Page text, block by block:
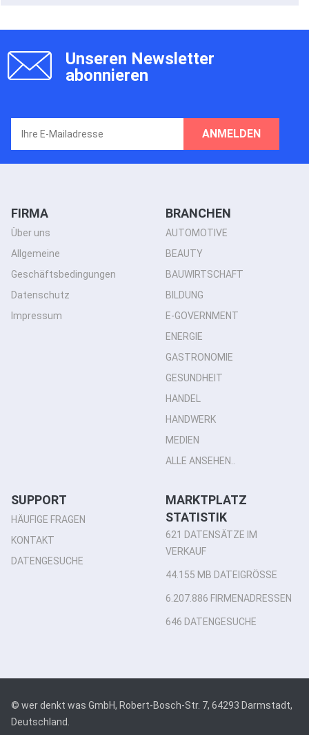
Unseren Newsletter
abonnieren
ANMELDEN
FIRMA
Über uns
Allgemeine
Geschäftsbedingungen
Datenschutz
Impressum
BRANCHEN
AUTOMOTIVE
BEAUTY
BAUWIRTSCHAFT
BILDUNG
E-GOVERNMENT
ENERGIE
GASTRONOMIE
GESUNDHEIT
HANDEL
HANDWERK
MEDIEN
ALLE ANSEHEN..
SUPPORT
HÄUFIGE FRAGEN
KONTAKT
DATENGESUCHE
MARKTPLATZ
STATISTIK
621 DATENSÄTZE IM
VERKAUF
44.155 MB DATEIGRÖSSE
6.207.886 FIRMENADRESSEN
646 DATENGESUCHE
© wer denkt was GmbH, Robert-Bosch-Str. 7, 64293 Darmstadt,
Deutschland.